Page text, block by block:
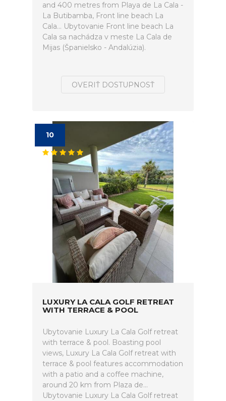
and 400 metres from Playa de La Cala -
La Butibamba, Front line beach La
Cala... Ubytovanie Front line beach La
Cala sa nachádza v meste La Cala de
Mijas (Španielsko - Andalúzia).
OVERIŤ DOSTUPNOSŤ
10
LUXURY LA CALA GOLF RETREAT
WITH TERRACE & POOL
Ubytovanie Luxury La Cala Golf retreat
with terrace & pool. Boasting pool
views, Luxury La Cala Golf retreat with
terrace & pool features accommodation
with a patio and a coffee machine,
around 20 km from Plaza de...
Ubytovanie Luxury La Cala Golf retreat